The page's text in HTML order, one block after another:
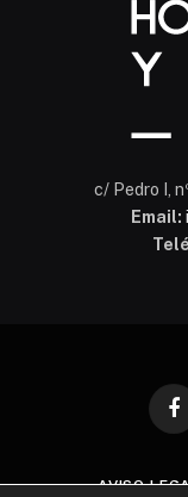
c/ Pedro I,
Email:
AVISO